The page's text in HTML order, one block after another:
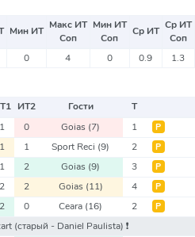
Мин ИТ Макс ИТ
Соп
Мин ИТ
Соп
Ср ИТ Ср ИТ
Соп
0 4 0 0.9 1.3
1 ИТ2 Гости Т
1 0 Goias (7) 1 Р
1 1 Sport Reci (9) 2 Р
1 2 Goias (9) 3 Р
2 2 Goias (11) 4 Р
2 0 Ceara (16) 2 Р
(старый - Daniel Paulista) ❗️